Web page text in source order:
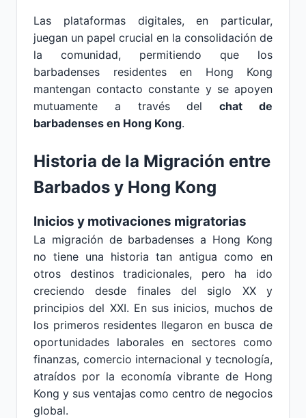
Las plataformas digitales, en particular,
juegan un papel crucial en la consolidación de
la comunidad, permitiendo que los
barbadenses residentes en Hong Kong
mantengan contacto constante y se apoyen
mutuamente a través delchat de
barbadenses en Hong Kong.
Historia de la Migración entre
Barbados y Hong Kong
Inicios y motivaciones migratorias
La migración de barbadenses a Hong Kong
no tiene una historia tan antigua como en
otros destinos tradicionales, pero ha ido
creciendo desde finales del siglo XX y
principios del XXI. En sus inicios, muchos de
los primeros residentes llegaron en busca de
oportunidades laborales en sectores como
finanzas, comercio internacional y tecnología,
atraídos por la economía vibrante de Hong
Kong y sus ventajas como centro de negocios
global.